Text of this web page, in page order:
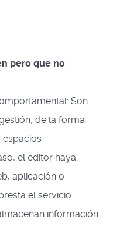
pero que no
Son
de la forma
espacios
el editor haya
aplicación o
el servicio
información